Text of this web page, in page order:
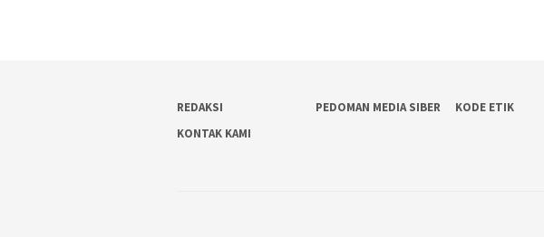
REDAKSI PEDOMAN MEDIA SIBER
KODE ETIK
KONTAK KAMI